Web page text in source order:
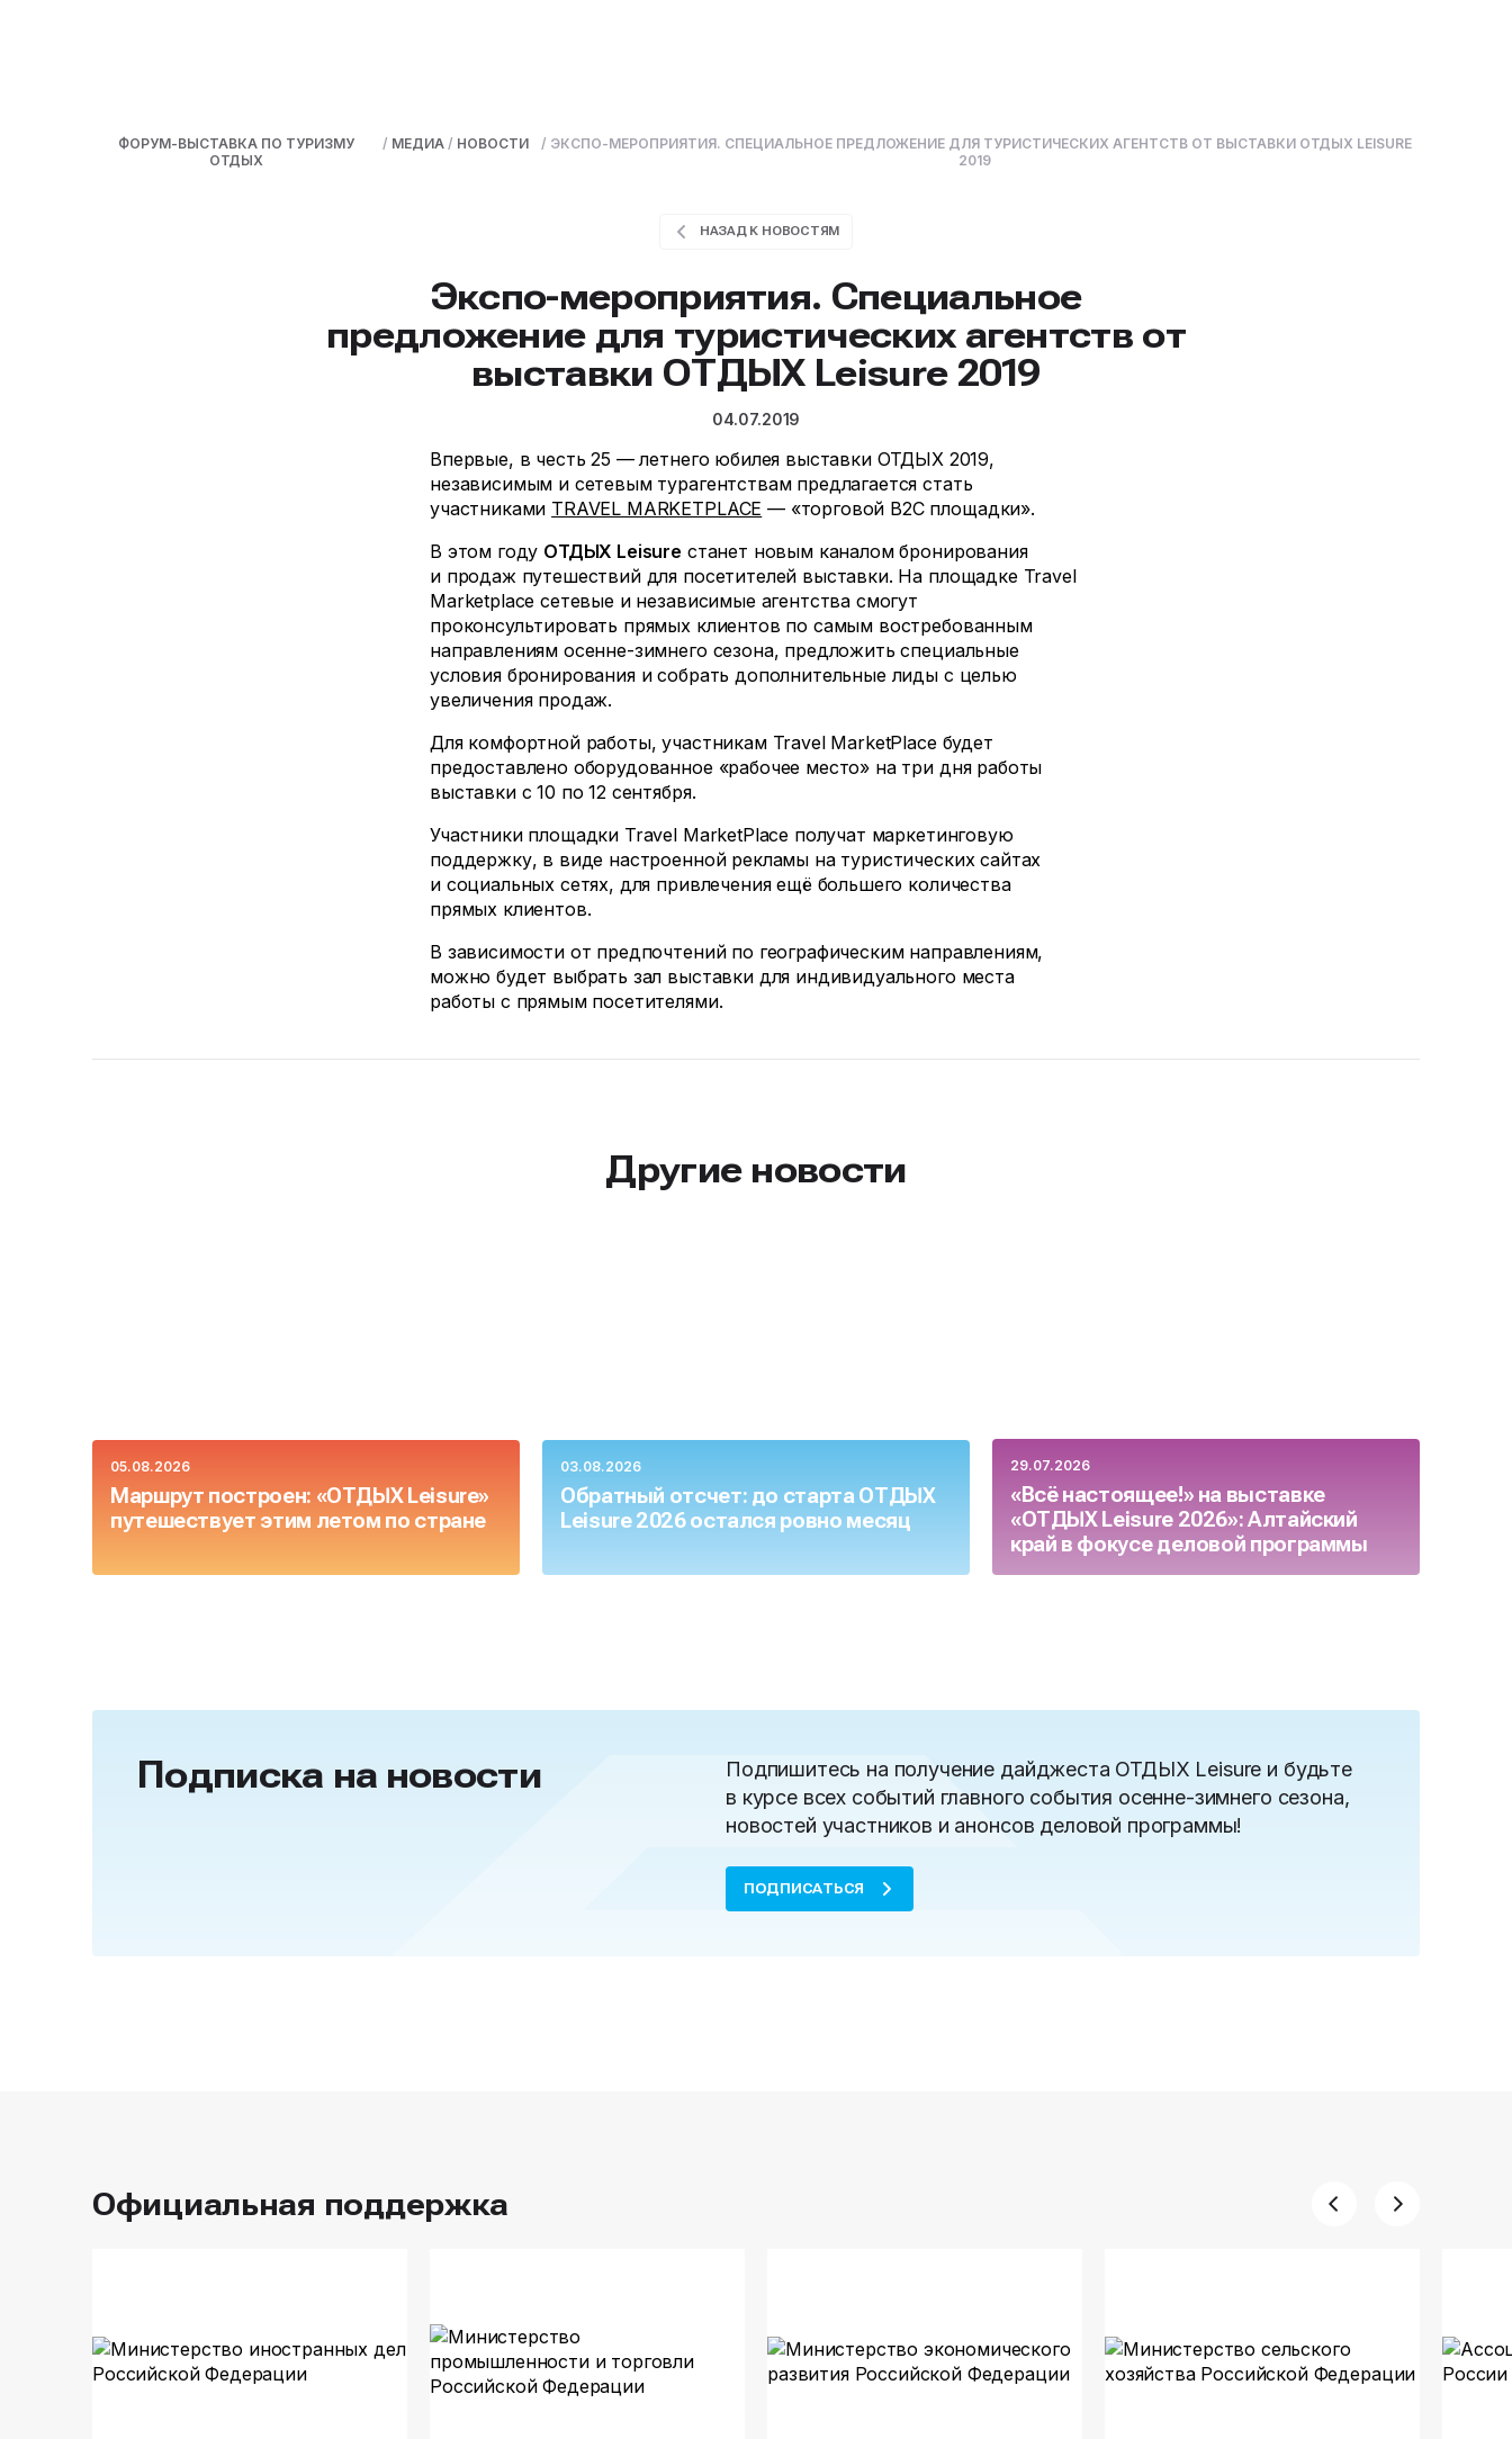
ФОРУМ-ВЫСТАВКА ПО ТУРИЗМУ
ОТДЫХ
/ МЕДИА / НОВОСТИ / ЭКСПО-МЕРОПРИЯТИЯ. СПЕЦИАЛЬНОЕ ПРЕДЛОЖЕНИЕ ДЛЯ ТУРИСТИЧЕСКИХ АГЕНТСТВ ОТ ВЫСТАВКИ ОТДЫХ LEISURE
2019
НАЗАД К НОВОСТЯМ
Экспо-мероприятия. Специальное
предложение для туристических агентств от
выставки ОТДЫХ Leisure 2019
04.07.2019
Впервые, в честь 25 — летнего юбилея выставки ОТДЫХ 2019,
независимым и сетевым турагентствам предлагается стать
участниками TRAVEL MARKETPLACE — «торговой B2C площадки».
В этом году ОТДЫХ Leisure станет новым каналом бронирования
и продаж путешествий для посетителей выставки. На площадке Travel
Marketplace сетевые и независимые агентства смогут
проконсультировать прямых клиентов по самым востребованным
направлениям осенне-зимнего сезона, предложить специальные
условия бронирования и собрать дополнительные лиды с целью
увеличения продаж.
Для комфортной работы, участникам Travel MarketPlace будет
предоставлено оборудованное «рабочее место» на три дня работы
выставки с 10 по 12 сентября.
Участники площадки Travel MarketPlace получат маркетинговую
поддержку, в виде настроенной рекламы на туристических сайтах
и социальных сетях, для привлечения ещё большего количества
прямых клиентов.
В зависимости от предпочтений по географическим направлениям,
можно будет выбрать зал выставки для индивидуального места
работы с прямым посетителями.
Другие новости
05.08.2026
Маршрут построен: «ОТДЫХ Leisure»
путешествует этим летом по стране
03.08.2026
Обратный отсчет: до старта ОТДЫХ
Leisure 2026 остался ровно месяц
29.07.2026
«Всё настоящее!» на выставке
«ОТДЫХ Leisure 2026»: Алтайский
край в фокусе деловой программы
Подписка на новости
Подпишитесь на получение дайджеста ОТДЫХ Leisure и будьте
в курсе всех событий главного события осенне-зимнего сезона,
новостей участников и анонсов деловой программы!
ПОДПИСАТЬСЯ
Официальная поддержка